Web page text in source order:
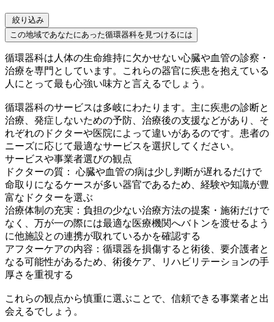
絞り込み
この地域であなたにあった循環器科を見つけるには
循環器科は人体の生命維持に欠かせない心臓や血管の診察・
治療を専門としています。これらの器官に疾患を抱えている
人にとって最も心強い味方と言えるでしょう。
循環器科のサービスは多岐にわたります。主に疾患の診断と
治療、発症しないための予防、治療後の支援などがあり、そ
れぞれのドクターや医院によって違いがあるのです。患者の
ニーズに応じて最適なサービスを選択してください。
サービスや事業者選びの観点
ドクターの質： 心臓や血管の病は少し判断が遅れるだけで
命取りになるケースが多い器官であるため、経験や知識が豊
富なドクターを選ぶ
治療体制の充実：負担の少ない治療方法の提案・施術だけで
なく、万が一の際には最適な医療機関へバトンを渡せるよう
に他施設との連携が取れているかを確認する
アフターケアの内容：循環器を損傷すると術後、要介護者と
なる可能性があるため、術後ケア、リハビリテーションの手
厚さを重視する
これらの観点から慎重に選ぶことで、信頼できる事業者と出
会えるでしょう。